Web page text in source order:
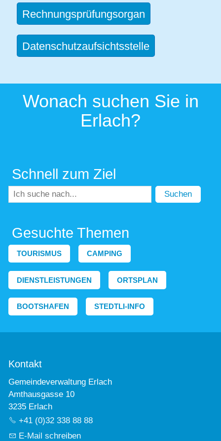
Rechnungsprüfungsorgan
Datenschutzaufsichtsstelle
Wonach suchen Sie in
Erlach?
Schnell zum Ziel
Suchen
Gesuchte Themen
TOURISMUS CAMPING
DIENSTLEISTUNGEN ORTSPLAN
BOOTSHAFEN STEDTLI-INFO
Kontakt
Gemeindeverwaltung Erlach
Amthausgasse 10
3235 Erlach
+41 (0)32 338 88 88
E-Mail schreiben